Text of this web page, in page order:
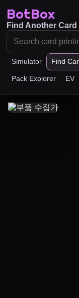
BotBox
Simulator Find
Pack Explorer EV
Find Another Card